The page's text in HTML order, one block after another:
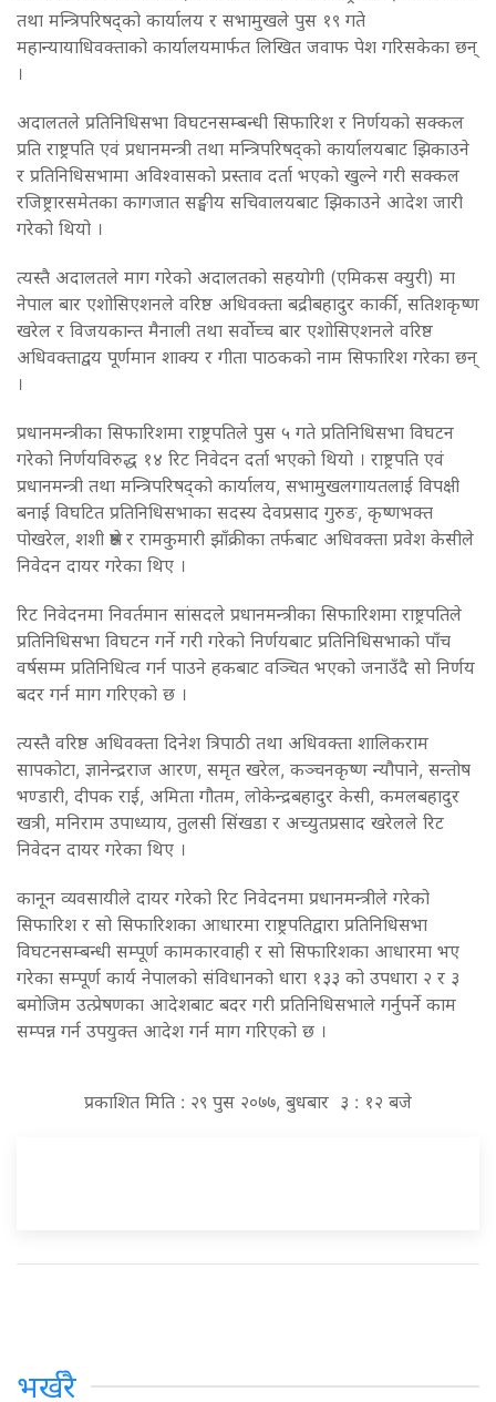
तथा मन्त्रिपरिषद्को कार्यालय र सभामुखले पुस १९ गते
महान्यायाधिवक्ताको कार्यालयमार्फत लिखित जवाफ पेश गरिसकेका छन्
।
अदालतले प्रतिनिधिसभा विघटनसम्बन्धी सिफारिश र निर्णयको सक्कल
प्रति राष्ट्रपति एवं प्रधानमन्त्री तथा मन्त्रिपरिषद्को कार्यालयबाट झिकाउने
र प्रतिनिधिसभामा अविश्वासको प्रस्ताव दर्ता भएको खुल्ने गरी सक्कल
रजिष्ट्रारसमेतका कागजात सङ्घीय सचिवालयबाट झिकाउने आदेश जारी
गरेको थियो ।
त्यस्तै अदालतले माग गरेको अदालतको सहयोगी (एमिकस क्युरी) मा
नेपाल बार एशोसिएशनले वरिष्ठ अधिवक्ता बद्रीबहादुर कार्की, सतिशकृष्ण
खरेल र विजयकान्त मैनाली तथा सर्वोच्च बार एशोसिएशनले वरिष्ठ
अधिवक्ताद्वय पूर्णमान शाक्य र गीता पाठकको नाम सिफारिश गरेका छन्
।
प्रधानमन्त्रीका सिफारिशमा राष्ट्रपतिले पुस ५ गते प्रतिनिधिसभा विघटन
गरेको निर्णयविरुद्ध १४ रिट निवेदन दर्ता भएको थियो । राष्ट्रपति एवं
प्रधानमन्त्री तथा मन्त्रिपरिषद्को कार्यालय, सभामुखलगायतलाई विपक्षी
बनाई विघटित प्रतिनिधिसभाका सदस्य देवप्रसाद गुरुङ, कृष्णभक्त
पोखरेल, शशी श्रेष्ठ र रामकुमारी झाँक्रीका तर्फबाट अधिवक्ता प्रवेश केसीले
निवेदन दायर गरेका थिए ।
रिट निवेदनमा निवर्तमान सांसदले प्रधानमन्त्रीका सिफारिशमा राष्ट्रपतिले
प्रतिनिधिसभा विघटन गर्ने गरी गरेको निर्णयबाट प्रतिनिधिसभाको पाँच
वर्षसम्म प्रतिनिधित्व गर्न पाउने हकबाट वञ्चित भएको जनाउँदै सो निर्णय
बदर गर्न माग गरिएको छ ।
त्यस्तै वरिष्ठ अधिवक्ता दिनेश त्रिपाठी तथा अधिवक्ता शालिकराम
सापकोटा, ज्ञानेन्द्रराज आरण, समृत खरेल, कञ्चनकृष्ण न्यौपाने, सन्तोष
भण्डारी, दीपक राई, अमिता गौतम, लोकेन्द्रबहादुर केसी, कमलबहादुर
खत्री, मनिराम उपाध्याय, तुलसी सिंखडा र अच्युतप्रसाद खरेलले रिट
निवेदन दायर गरेका थिए ।
कानून व्यवसायीले दायर गरेको रिट निवेदनमा प्रधानमन्त्रीले गरेको
सिफारिश र सो सिफारिशका आधारमा राष्ट्रपतिद्वारा प्रतिनिधिसभा
विघटनसम्बन्धी सम्पूर्ण कामकारवाही र सो सिफारिशका आधारमा भए
गरेका सम्पूर्ण कार्य नेपालको संविधानको धारा १३३ को उपधारा २ र ३
बमोजिम उत्प्रेषणका आदेशबाट बदर गरी प्रतिनिधिसभाले गर्नुपर्ने काम
सम्पन्न गर्न उपयुक्त आदेश गर्न माग गरिएको छ ।
प्रकाशित मिति : २९ पुस २०७७, बुधबार ३ : १२ बजे
भर्खरै